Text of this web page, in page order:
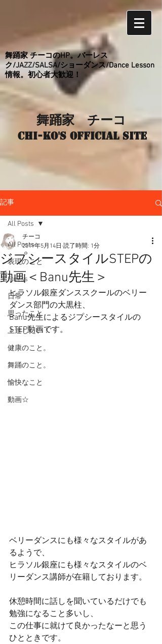
舞踊家 チーコのHP。バーレス
ク/JAZZ/SALSA/ショーダンス/Dance Lesson
情報。初心者大歓迎！
舞踊家 チーコ
Chi-ko's Official site
記事
All Posts
表現のこと
fitness
日常
思ったこと
上達したい！
健康のこと。
舞踊のこと。
愉快なこと
動画☆
All Posts
ジプシースタイルSTEPの
動画＜Banu先生＞
チーコ
2019年5月14日 読了時間: 1分
ヒラソル銀座ダンススクールのベリー
ダンス部門の大黒柱、
Banu先生によるジプシースタイルの
STEP動画です。
ベリーダンスにも様々なスタイルがあ
るようで、
ヒラソル銀座にも様々なスタイルのベ
リーダンス講師が在籍しております。
休憩時間に話しを聞いているだけでも
勉強になること多いし、
この仕事に就けて良かったなーと思う
ひとときです。